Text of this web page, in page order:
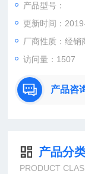
：曹
：
直销德国欧洲机电
国及欧洲生产的
公司
产品型号：
更新时间：
厂商性质：经销
访问量：1507
产品咨
产品分
PRODUCT